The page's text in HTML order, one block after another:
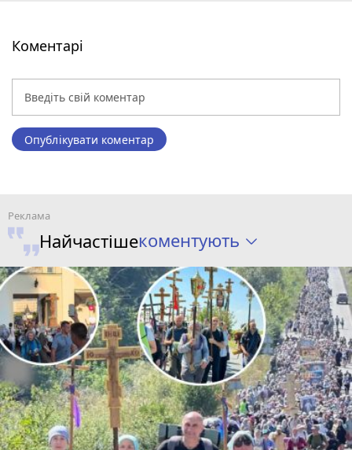
Коментарі
Опублікувати коментар
Найчастішекоментують